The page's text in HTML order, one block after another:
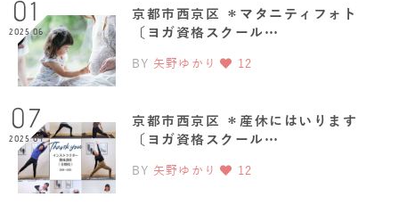
01
2025.06
京都市西京区 ＊マタニティフォト
〔ヨガ資格スクール…
BY 矢野ゆかり 12
07
2025.04
京都市西京区 ＊産休にはいります
〔ヨガ資格スクール…
BY 矢野ゆかり 12